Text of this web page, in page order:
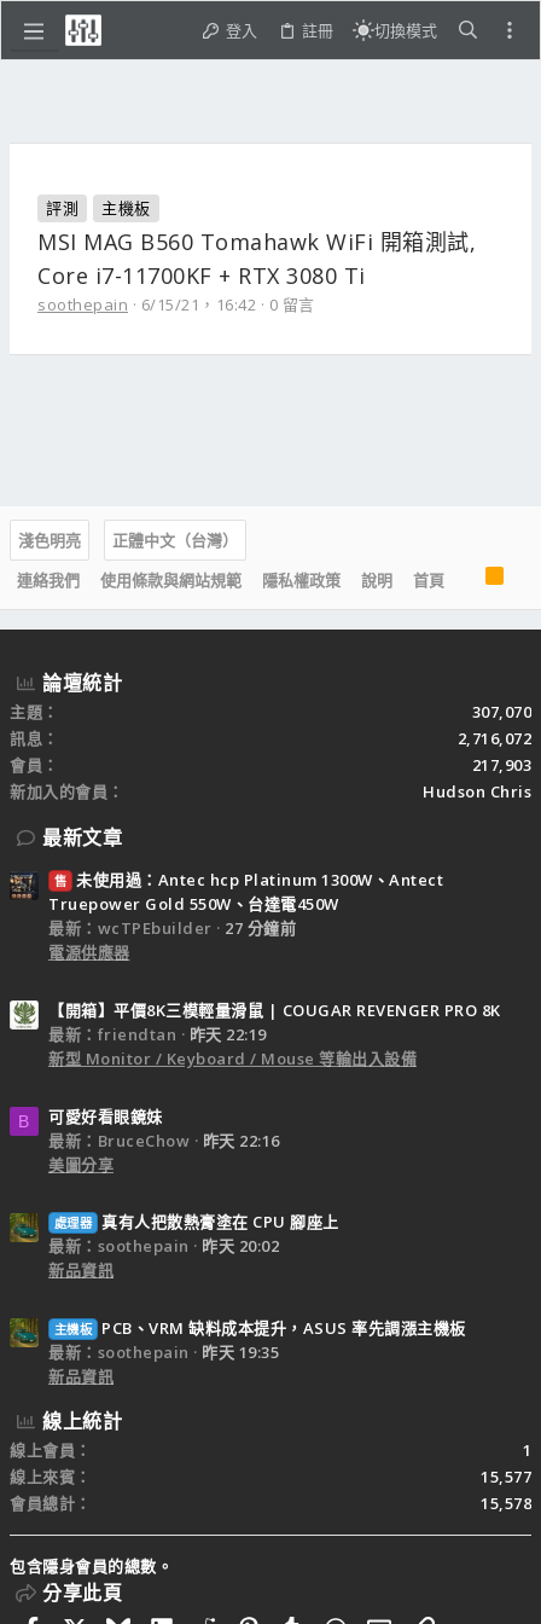
登入 註冊 切換模式
評測 主機板
MSI MAG B560 Tomahawk WiFi 開箱測試,
Core i7-11700KF + RTX 3080 Ti
soothepain 6/15/21，16:42 0 留言
淺色明亮
正體中文（台灣）
連絡我們
使用條款與網站規範 隱私權政策 說明 首頁
R
S
S
論壇統計
主題
307,070
訊息
2,716,072
會員
217,903
新加入的會員
Hudson Chris
最新文章
售 未使用過：Antec hcp Platinum 1300W、Antect
Truepower Gold 550W、台達電450W
最新：wcTPEbuilder
27 分鐘前
電源供應器
【開箱】平價8K三模輕量滑鼠 | COUGAR REVENGER PRO 8K
最新：friendtan
昨天 22:19
新型 Monitor / Keyboard / Mouse 等輸出入設備
B
可愛好看眼鏡妹
最新：BruceChow
昨天 22:16
美圖分享
處理器 真有人把散熱膏塗在 CPU 腳座上
最新：soothepain
昨天 20:02
新品資訊
主機板
PCB、VRM 缺料成本提升，ASUS 率先調漲主機板
最新：soothepain
昨天 19:35
新品資訊
線上統計
線上會員
1
線上來賓
15,577
會員總計
15,578
包含隱身會員的總數。
分享此頁